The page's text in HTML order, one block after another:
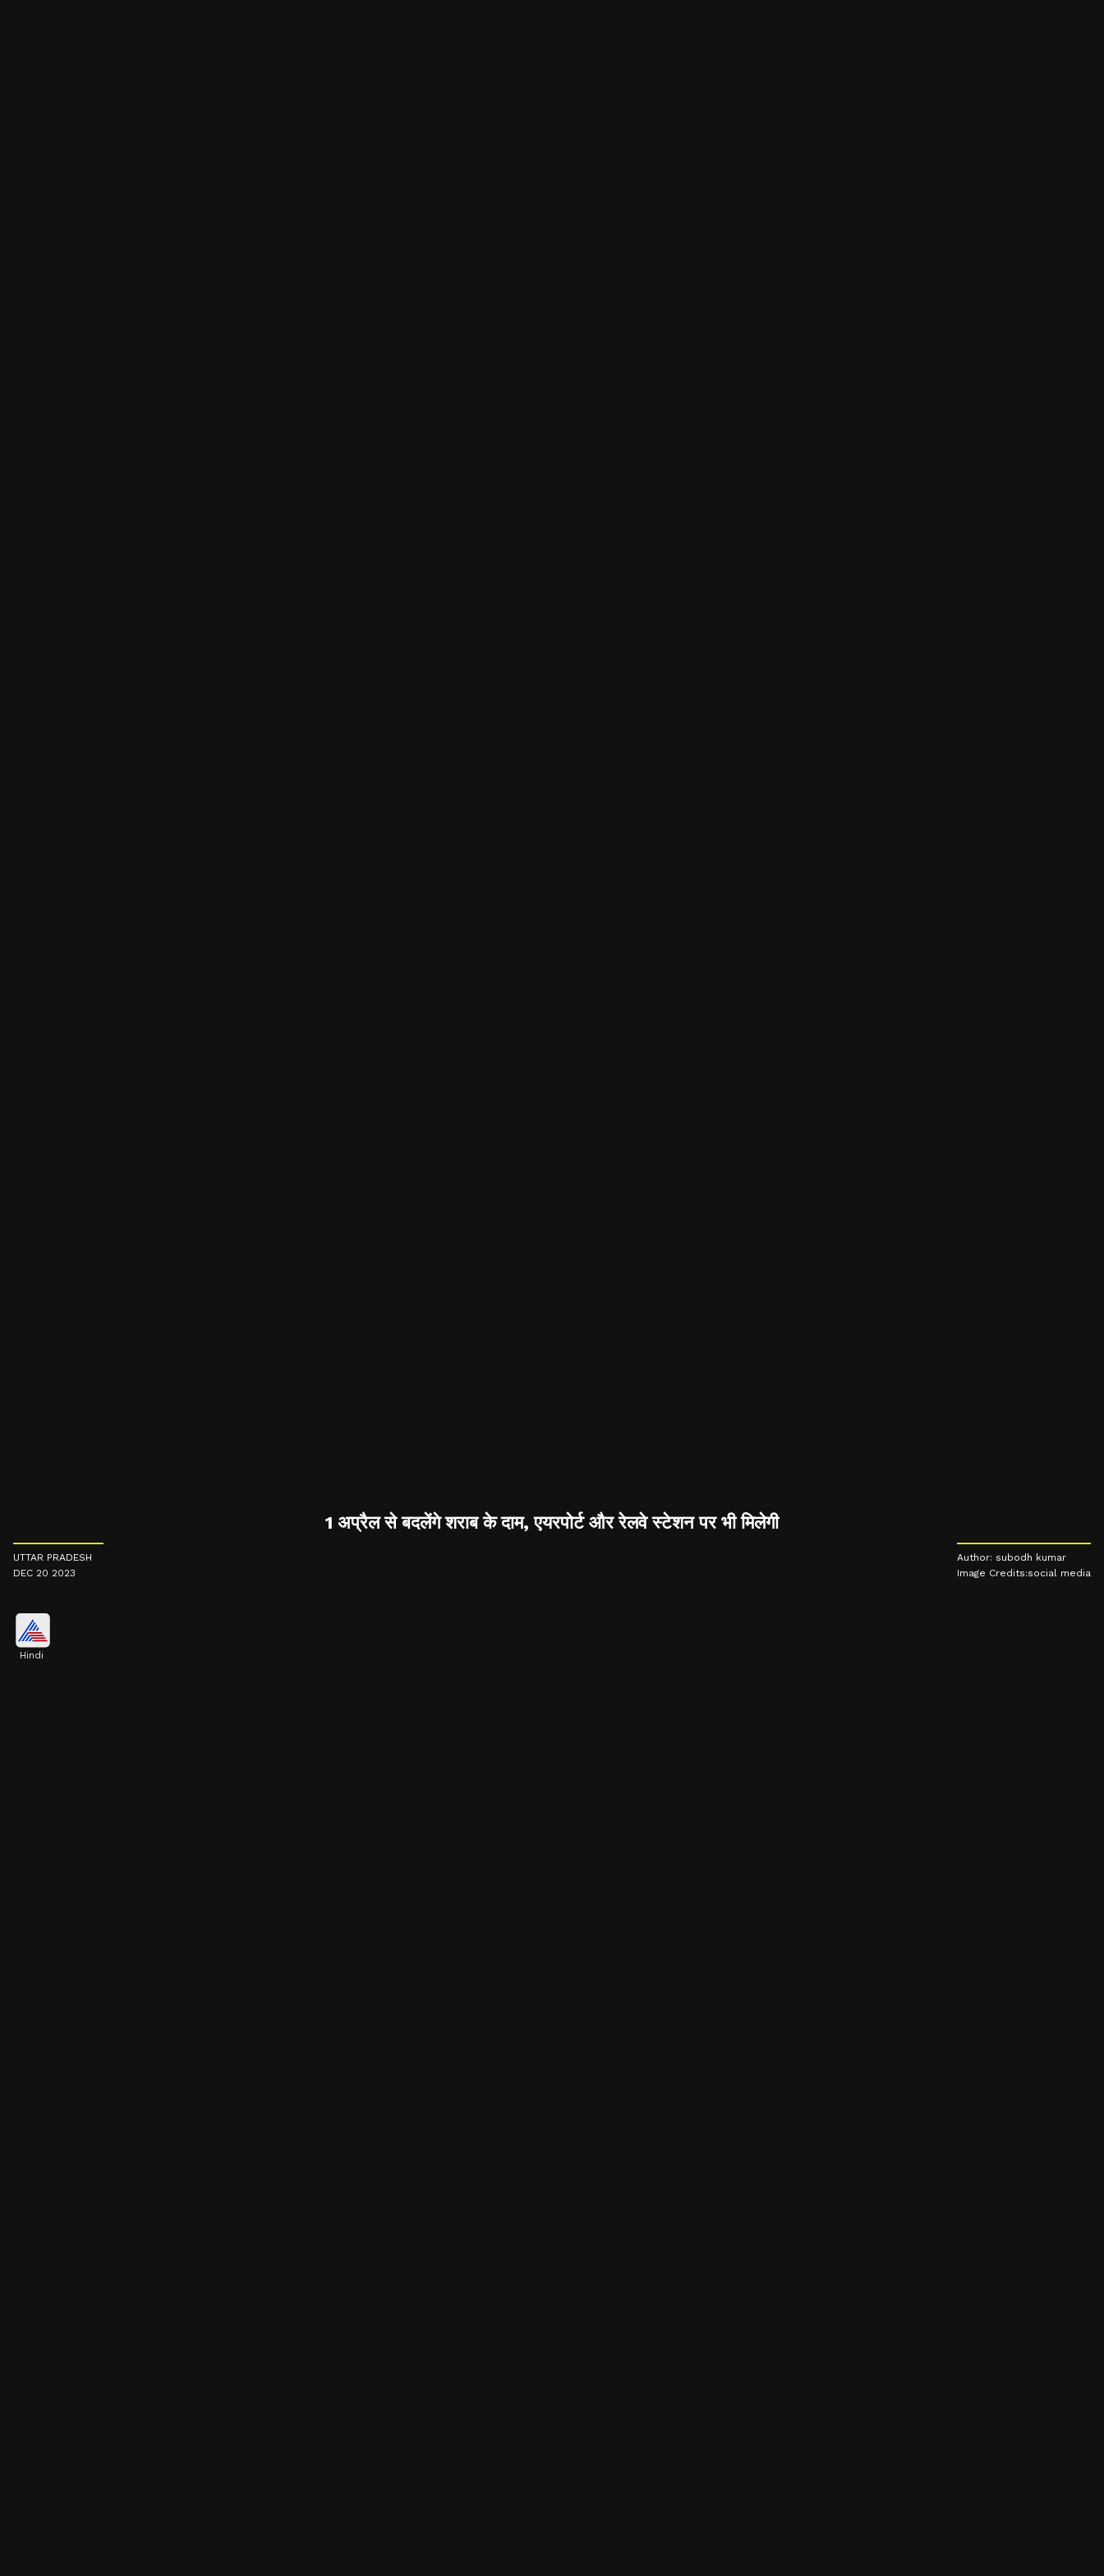
1 अप्रैल से बदलेंगे शराब के दाम, एयरपोर्ट और रेलवे स्टेशन पर भी मिलेगी
UTTAR PRADESH
DEC 20 2023
Author: subodh kumar
Image Credits:social media
Hindi